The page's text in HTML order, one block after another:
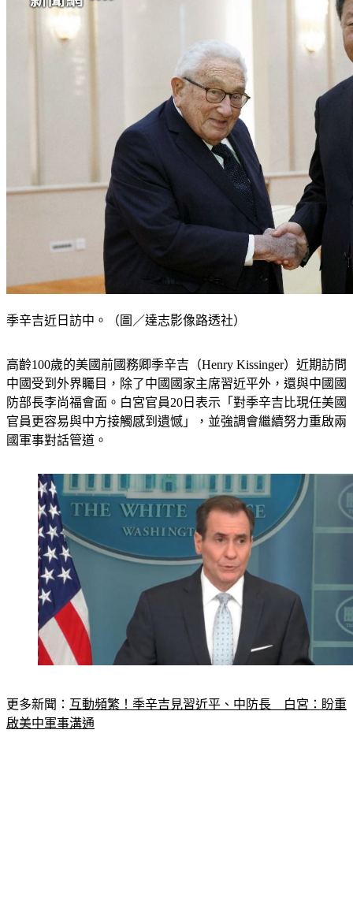
季辛吉近日訪中。（圖／達志影像路透社）
高齡100歲的美國前國務卿季辛吉（Henry Kissinger）近期訪問
中國受到外界矚目，除了中國國家主席習近平外，還與中國國
防部長李尚福會面。白宮官員20日表示「對季辛吉比現任美國
官員更容易與中方接觸感到遺憾」，並強調會繼續努力重啟兩
國軍事對話管道。
更多新聞： 互動頻繁！季辛吉見習近平、中防長　白宮：盼重
啟美中軍事溝通